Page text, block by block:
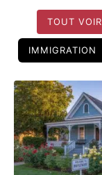
TOUT VOIR
IMMIGRATION